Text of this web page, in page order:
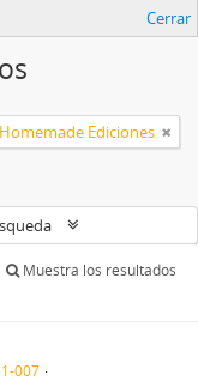
Cerrar
Homemade Ediciones
Muestra los resultados
007